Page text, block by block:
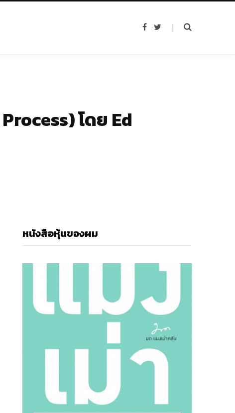
F
โดย Ed
หนังสือหุ้นของผม